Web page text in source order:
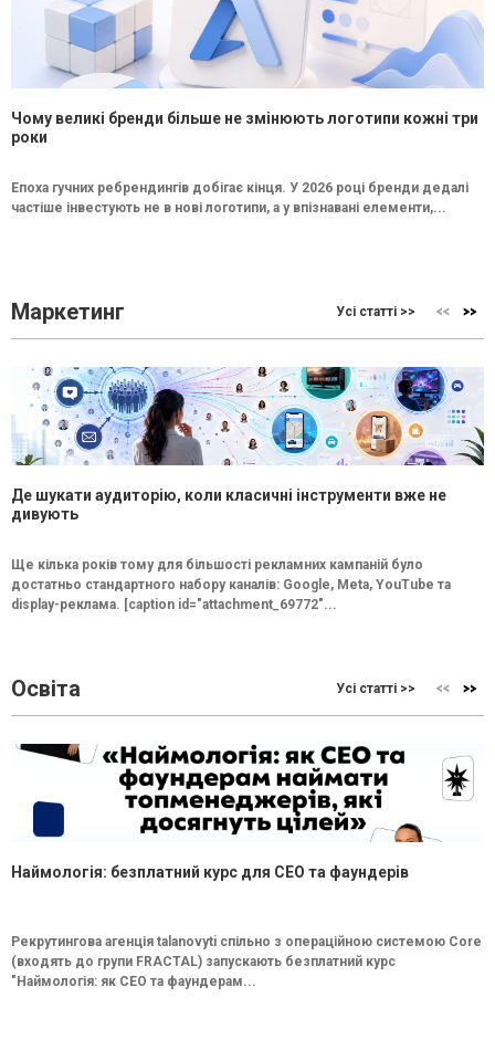
Чому великі бренди більше не змінюють логотипи кожні три
роки
Епоха гучних ребрендингів добігає кінця. У 2026 році бренди дедалі
частіше інвестують не в нові логотипи, а у впізнавані елементи,...
Маркетинг Усі статті >>
Де шукати аудиторію, коли класичні інструменти вже не
дивують
Ще кілька років тому для більшості рекламних кампаній було
достатньо стандартного набору каналів: Google, Meta, YouTube та
display-реклама. [caption id="attachment_69772"...
Освіта Усі статті >>
Наймологія: безплатний курс для CEO та фаундерів
Рекрутингова агенція talanovyti спільно з операційною системою Core
(входять до групи FRACTAL) запускають безплатний курс
"Наймологія: як СEO та фаундерам...